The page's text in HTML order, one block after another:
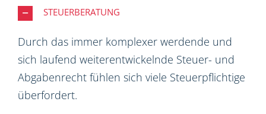
STEUERBERATUNG
Durch das immer komplexer werdende und
sich laufend weiterentwickelnde Steuer- und
Abgabenrecht fühlen sich viele Steuerpflichtige
überfordert.